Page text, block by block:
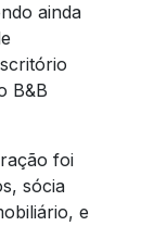
ainda
B&B
foi
sócia
e